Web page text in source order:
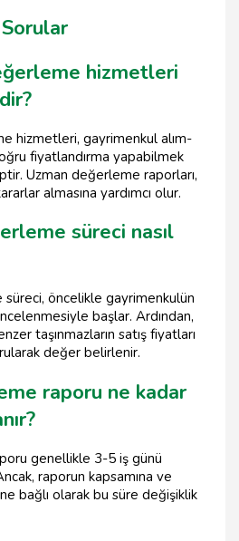
hizmetleri
hizmetleri, gayrimenkul alım-
fiyatlandırma yapabilmek
Uzman değerleme raporları,
almasına yardımcı olur.
süreci nasıl
süreci, öncelikle gayrimenkulün
başlar. Ardından,
taşınmazların satış fiyatları
değer belirlenir.
raporu ne kadar
genellikle 3-5 iş günü
raporun kapsamına ve
bağlı olarak bu süre değişiklik